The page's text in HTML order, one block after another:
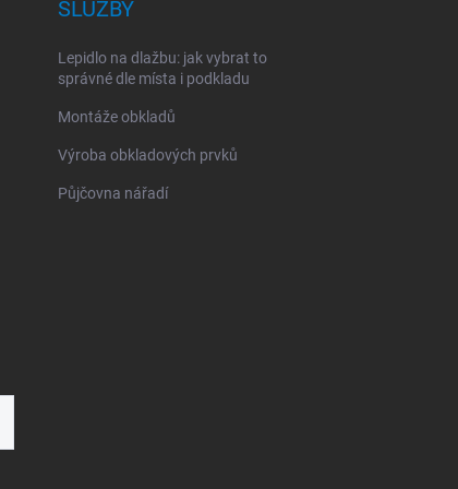
SLUŽBY
Lepidlo na dlažbu: jak vybrat to
správné dle místa i podkladu
Montáže obkladů
Výroba obkladových prvků
Půjčovna nářadí